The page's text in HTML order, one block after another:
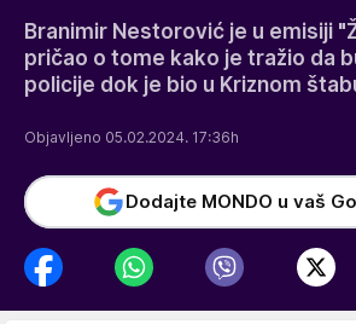
Branimir Nestorović je u emisiji
pričao o tome kako je tražio da
policije dok je bio u Kriznom
Objavljeno 05.02.2024. 17:36h
Dodajte MONDO u vaš